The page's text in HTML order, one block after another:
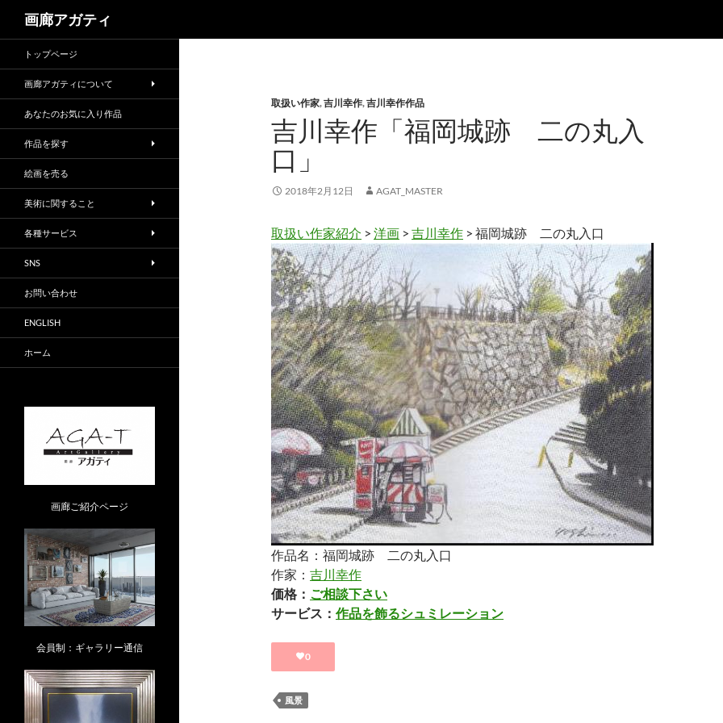
画廊アガティ
取扱い作家,吉川幸作,吉川幸作作品
吉川幸作「福岡城跡 二の丸入
口」
2018年2月12日 AGAT_MASTER
取扱い作家紹介 > 洋画 > 吉川幸作 > 福岡城跡 二の丸入口
作品名：福岡城跡 二の丸入口
作家： 吉川幸作
価格： ご相談下さい
サービス： 作品を飾るシュミレーション
0
風景
トップページ
画廊アガティについて
あなたのお気に入り作品
作品を探す
絵画を売る
美術に関すること
各種サービス
SNS
お問い合わせ
ENGLISH
ホーム
画廊ご紹介ページ
会員制：ギャラリー通信